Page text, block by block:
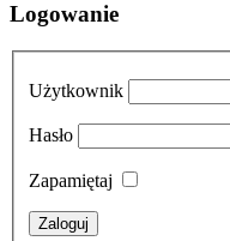
Logowanie
Użytkownik
Hasło
Zapamiętaj